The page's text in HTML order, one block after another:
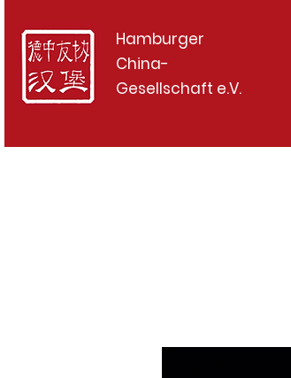
Hamburger
China-
Gesellschaft e.V.